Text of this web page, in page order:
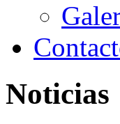
Noticias